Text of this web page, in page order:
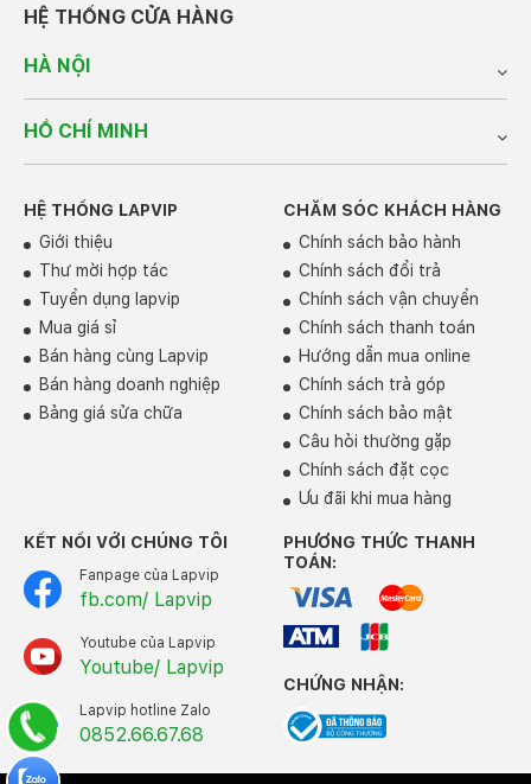
HỆ THỐNG CỬA HÀNG
HÀ NỘI
HỒ CHÍ MINH
HỆ THỐNG LAPVIP
Giới thiệu
Thư mời hợp tác
Tuyển dụng lapvip
Mua giá sỉ
Bán hàng cùng Lapvip
Bán hàng doanh nghiệp
Bảng giá sửa chữa
CHĂM SÓC KHÁCH HÀNG
Chính sách bảo hành
Chính sách đổi trả
Chính sách vận chuyển
Chính sách thanh toán
Hướng dẫn mua online
Chính sách trả góp
Chính sách bảo mật
Câu hỏi thường gặp
Chính sách đặt cọc
Ưu đãi khi mua hàng
KẾT NỐI VỚI CHÚNG TÔI
Fanpage của Lapvip
fb.com/ Lapvip
Youtube của Lapvip
Youtube/ Lapvip
Lapvip hotline Zalo
0852.66.67.68
PHƯƠNG THỨC THANH
TOÁN:
CHỨNG NHẬN: